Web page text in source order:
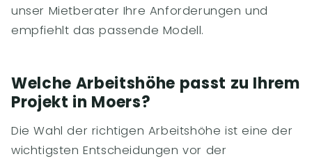
unser Mietberater Ihre Anforderungen und
empfiehlt das passende Modell.
Welche Arbeitshöhe passt zu Ihrem
Projekt in Moers?
Die Wahl der richtigen Arbeitshöhe ist eine der
wichtigsten Entscheidungen vor der